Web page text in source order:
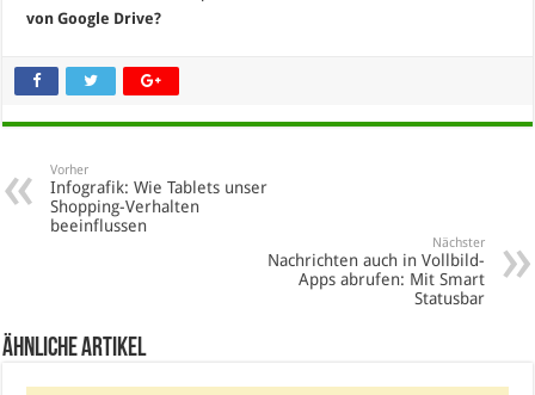
von Google Drive?
Vorher
Infografik: Wie Tablets unser
Shopping-Verhalten
beeinflussen
Nächster
Nachrichten auch in Vollbild-
Apps abrufen: Mit Smart
Statusbar
Ähnliche Artikel